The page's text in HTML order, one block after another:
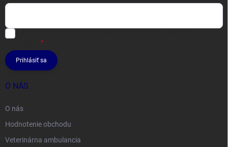
Prihlásiť sa
O NÁS
O nás
Hodnotenie obchodu
Veterinárna ambulancia